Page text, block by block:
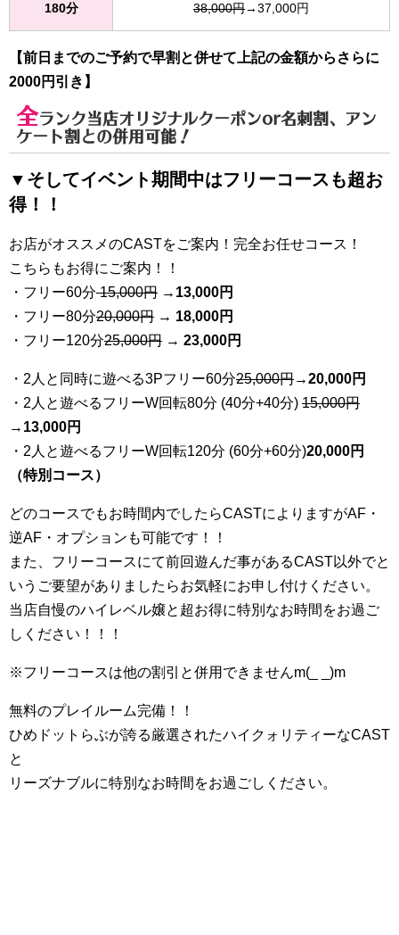
180分 38,000円→37,000円
【前日までのご予約で早割と併せて上記の金額からさらに
2000円引き】
全ランク当店オリジナルクーポンor名刺割、アン
ケート割との併用可能！
▼そしてイベント期間中はフリーコースも超お
得！！
お店がオススメのCASTをご案内！完全お任せコース！
こちらもお得にご案内！！
・フリー60分15,000円 → 13,000円
・フリー80分20,000円 → 18,000円
・フリー120分25,000円 → 23,000円
・2人と同時に遊べる3Pフリー60分25,000円→20,000円
・2人と遊べるフリーW回転80分 (40分+40分) 15,000円
→ 13,000円
・2人と遊べるフリーW回転120分 (60分+60分)20,000円
（特別コース）
どのコースでもお時間内でしたらCASTによりますがAF・
逆AF・オプションも可能です！！
また、フリーコースにて前回遊んだ事があるCAST以外でと
いうご要望がありましたらお気軽にお申し付けください。
当店自慢のハイレベル嬢と超お得に特別なお時間をお過ご
しください！！！
※フリーコースは他の割引と併用できませんm(_ _)m
無料のプレイルーム完備！！
ひめドットらぶが誇る厳選されたハイクォリティーなCAST
と
リーズナブルに特別なお時間をお過ごしください。